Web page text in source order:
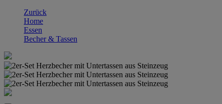
Zurück
Home
Essen
Becher & Tassen